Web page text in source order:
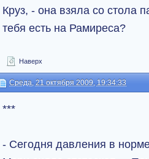
Круз, - она взяла со стола
тебя есть на Рамиреса?
Наверх
Среда, 21 октября 2009, 19:34:33
***
- Сегодня давления в